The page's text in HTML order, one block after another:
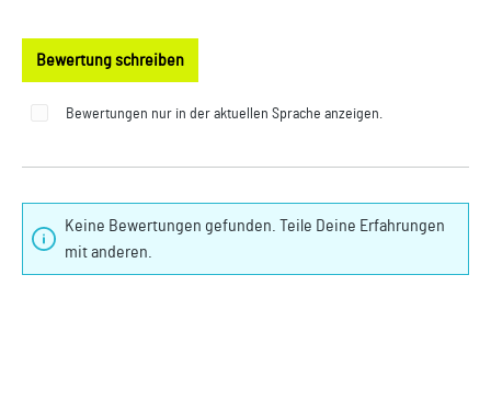
Bewertung schreiben
Bewertungen nur in der aktuellen Sprache anzeigen.
Keine Bewertungen gefunden. Teile Deine Erfahrungen
mit anderen.